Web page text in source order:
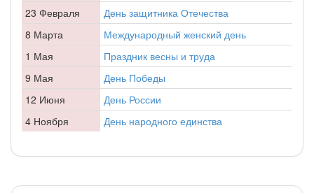
23 Февраля
День защитника Отечества
8 Марта
Международный женский день
1 Мая
Праздник весны и труда
9 Мая
День Победы
12 Июня
День России
4 Ноября
День народного единства